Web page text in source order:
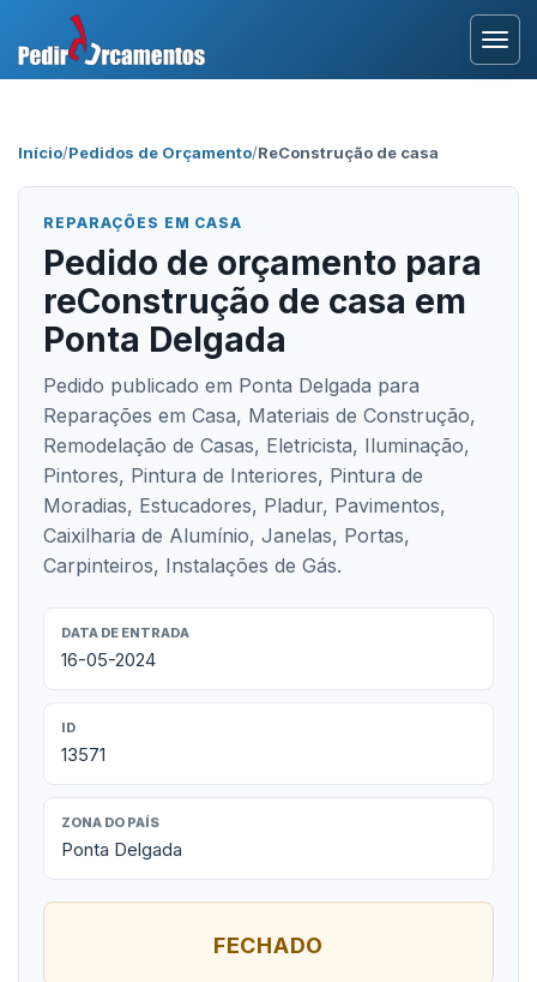
Início/Pedidos de Orçamento/ReConstrução de casa
REPARAÇÕES EM CASA
Pedido de orçamento para
reConstrução de casa em
Ponta Delgada
Pedido publicado em Ponta Delgada para
Reparações em Casa, Materiais de Construção,
Remodelação de Casas, Eletricista, Iluminação,
Pintores, Pintura de Interiores, Pintura de
Moradias, Estucadores, Pladur, Pavimentos,
Caixilharia de Alumínio, Janelas, Portas,
Carpinteiros, Instalações de Gás.
DATA DE ENTRADA
16-05-2024
ID
13571
ZONA DO PAÍS
Ponta Delgada
FECHADO
Área Profissional
Como Funciona?
Testemunhos